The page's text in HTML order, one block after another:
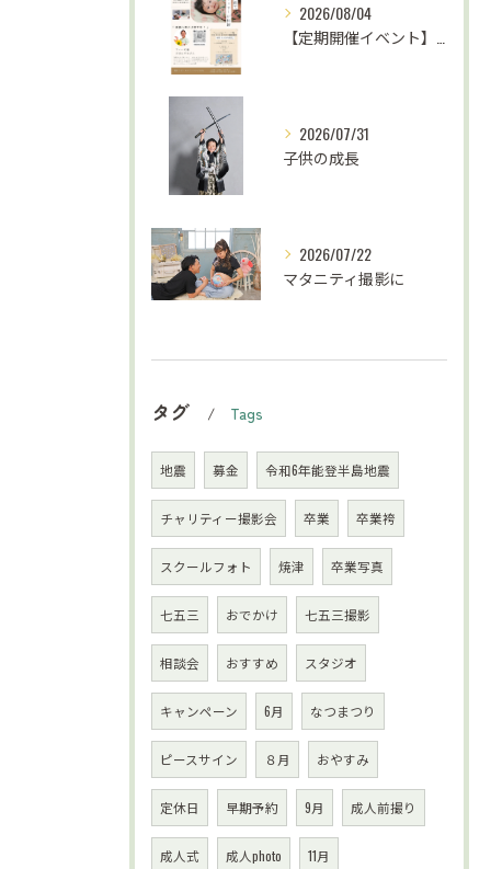
2026/08/04
【定期開催イベント】がんばらない子育て応援
2026/07/31
子供の成長
2026/07/22
マタニティ撮影に
タグ Tags
地震 募金 令和6年能登半島地震
チャリティー撮影会 卒業 卒業袴
スクールフォト 焼津 卒業写真
七五三 おでかけ 七五三撮影
相談会 おすすめ スタジオ
キャンペーン 6月 なつまつり
ピースサイン ８月 おやすみ
定休日 早期予約 9月 成人前撮り
成人式 成人photo 11月